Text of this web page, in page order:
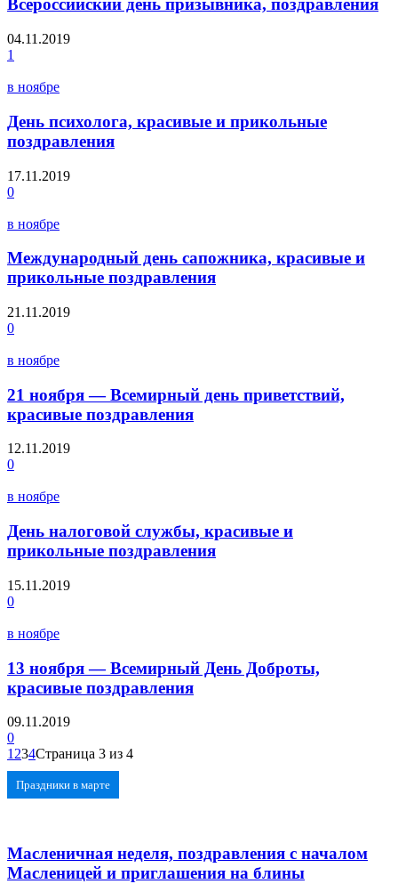
Всероссийский день призывника, поздравления
04.11.2019
1
в ноябре
День психолога, красивые и прикольные
поздравления
17.11.2019
0
в ноябре
Международный день сапожника, красивые и
прикольные поздравления
21.11.2019
0
в ноябре
21 ноября — Всемирный день приветствий,
красивые поздравления
12.11.2019
0
в ноябре
День налоговой службы, красивые и
прикольные поздравления
15.11.2019
0
в ноябре
13 ноября — Всемирный День Доброты,
красивые поздравления
09.11.2019
0
1 234Страница 3 из 4
Праздники в марте
Масленичная неделя, поздравления с началом
Масленицей и приглашения на блины